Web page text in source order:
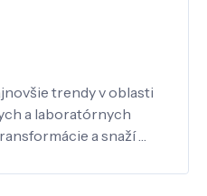
trendy v oblasti
a laboratórnych
a snaží …